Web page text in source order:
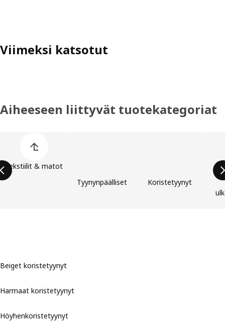
Viimeksi katsotut
Aiheeseen liittyvät tuotekategoriat
Tekstiilit & matot
Tyynynpäälliset
Koristetyynyt
Beiget koristetyynyt
Harmaat koristetyynyt
Höyhenkoristetyynyt